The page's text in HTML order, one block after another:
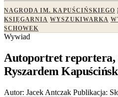
NAGRODA IM. KAPUŚCIŃSKIEGO
KSIĘGARNIA WYSZUKIWARKA
SCHOWEK
Wywiad
Autoportret reportera,
Ryszardem
Autor: Jacek Antczak Publikacja: